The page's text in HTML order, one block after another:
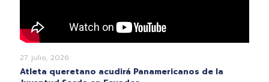
27 julio, 2026
Atleta queretano acudirá Panamericanos de la